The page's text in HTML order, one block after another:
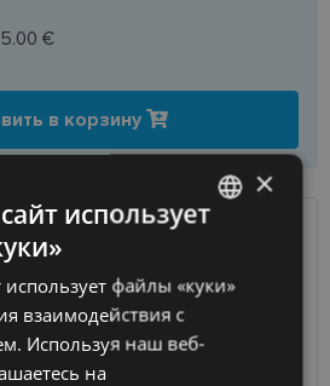
€
в корзину
Среда 12 августа
2026 г.
оптики
ENGLISH
×
использует
использует файлы «куки»
взаимодействия с
Используя наш веб-
на